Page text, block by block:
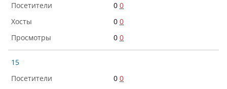
0 0
0 0
0 0
15
0 0